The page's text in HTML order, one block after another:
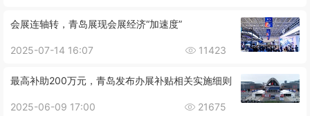
会展连轴转，青岛展现会展经济“加速度”
2025-07-14 16:07 11423
最高补助200万元，青岛发布办展补贴相关实施细则
2025-06-09 17:00 21675